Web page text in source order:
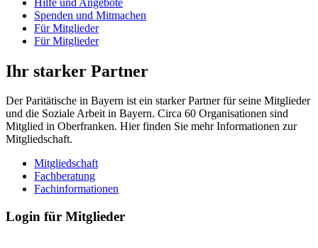
Spenden und Mitmachen
Für Mitglieder
Für Mitglieder
Ihr starker Partner
Der Paritätische in Bayern ist ein starker Partner für seine Mitglieder
und die Soziale Arbeit in Bayern. Circa 60 Organisationen sind
Mitglied in Oberfranken. Hier finden Sie mehr Informationen zur
Mitgliedschaft.
Mitgliedschaft
Fachberatung
Fachinformationen
Login für Mitglieder